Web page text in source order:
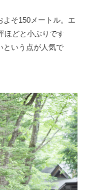
そ150メートル。エ
ほどと小ぶりです
という点が人気で